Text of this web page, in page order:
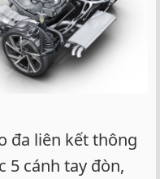
đa liên kết thông
5 cánh tay đòn,